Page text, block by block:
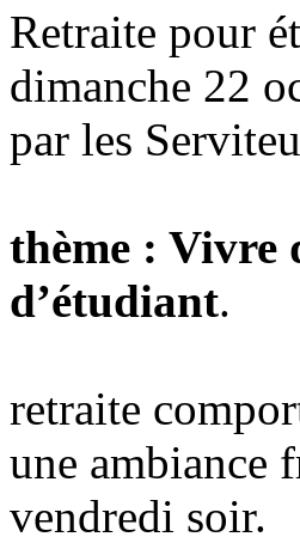
Retraite pour
dimanche 22
par les
thème : Vivre
d’étudiant.
retraite
une ambiance
vendredi soir.